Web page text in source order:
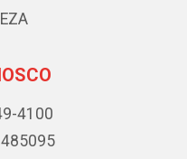
4100